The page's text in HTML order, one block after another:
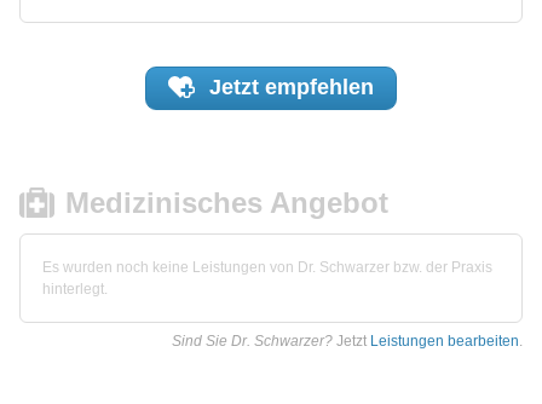
Jetzt empfehlen
Medizinisches Angebot
Es wurden noch keine Leistungen von Dr. Schwarzer bzw. der Praxis
hinterlegt.
Sind Sie Dr. Schwarzer? Jetzt Leistungen bearbeiten.